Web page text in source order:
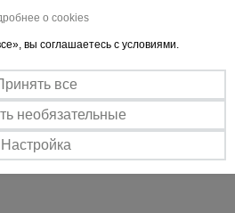
с легкими, и с тяжелыми бетонами.
чугуна, а сам барабан из листовой
Все детали могут быть легко
внештатного характера.
о cookies
вы соглашаетесь с условиями.
все
необязательные
Настройка